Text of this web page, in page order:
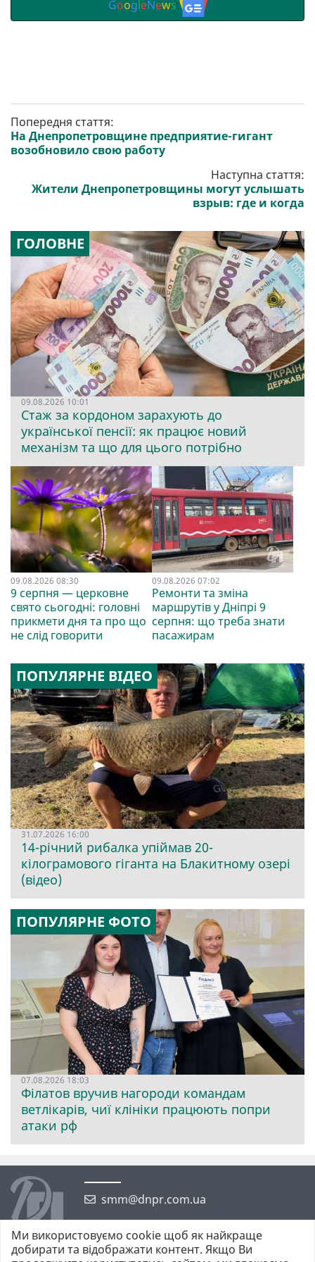
GoogleNews
Попередня стаття:
На Днепропетровщине предприятие-гигант
возобновило свою работу
Наступна стаття:
Жители Днепропетровщины могут услышать
взрыв: где и когда
ГОЛОВНЕ
09.08.2026 10:01
Стаж за кордоном зарахують до
української пенсії: як працює новий
механізм та що для цього потрібно
09.08.2026 08:30
9 серпня — церковне
свято сьогодні: головні
прикмети дня та про що
не слід говорити
09.08.2026 07:02
Ремонти та зміна
маршрутів у Дніпрі 9
серпня: що треба знати
пасажирам
ПОПУЛЯРНЕ ВІДЕО
31.07.2026 16:00
14-річний рибалка упіймав 20-
кілограмового гіганта на Блакитному озері
(відео)
ПОПУЛЯРНЕ ФОТО
07.08.2026 18:03
Філатов вручив нагороди командам
ветлікарів, чиї клініки працюють попри
атаки рф
smm@dnpr.com.ua
Ми використовуємо cookie щоб як найкраще
добирати та відображати контент. Якщо Ви